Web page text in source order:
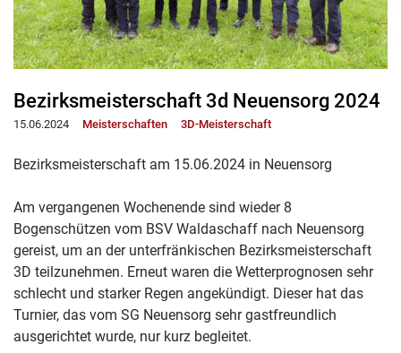
Bezirksmeisterschaft 3d Neuensorg 2024
15.06.2024 Meisterschaften 3D-Meisterschaft
Bezirksmeisterschaft am 15.06.2024 in Neuensorg
Am vergangenen Wochenende sind wieder 8
Bogenschützen vom BSV Waldaschaff nach Neuensorg
gereist, um an der unterfränkischen Bezirksmeisterschaft
3D teilzunehmen. Erneut waren die Wetterprognosen sehr
schlecht und starker Regen angekündigt. Dieser hat das
Turnier, das vom SG Neuensorg sehr gastfreundlich
ausgerichtet wurde, nur kurz begleitet.